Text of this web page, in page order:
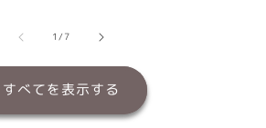
格
1/の
7
すべてを表示する